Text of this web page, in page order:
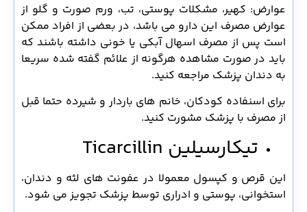
عوارض: کهیر، مشکلات پوستی، تب، ورم صورت و گلو از
عوارض مصرف این دارو می باشد، در بعضی از افراد ممکن
است پس از مصرف اسهال آبکی یا خونی داشته باشند که
باید در صورت مشاهده هرگونه از علائم گفته شده سریعا
به دندان پزشک مراجعه کنید.
برای اسنفاده کودکان، خانم های باردار و شیرده حتما قبل
از مصرف با پزشک مشورت کنید.
تیکارسیلین Ticarcillin
این قرص و کپسول معمولا در عفونت های لثه و دندان،
استخوانی، پوستی و ادراری توسط پزشک تجویز می شود.